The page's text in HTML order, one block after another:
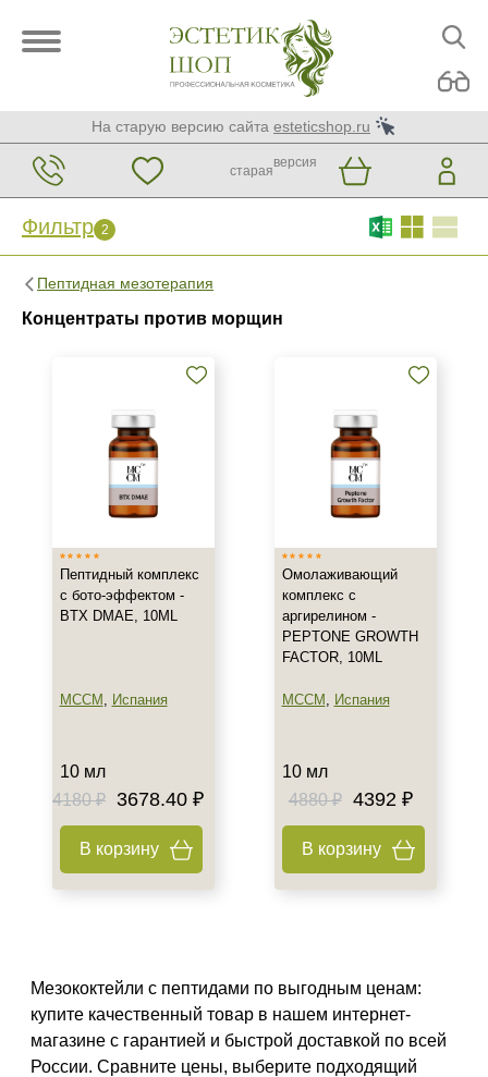
На старую версию сайта esteticshop.ru
старая
версия
Фильтр 2
Пептидная мезотерапия
Концентраты против морщин
Фильтр 2 Сброс
Тип товара
Концентрат
Показать еще
Зрелая
Показать еще
После 30
После 35
Показать еще
Пептидный комплекс
с бото-эффектом -
BTX DMAE, 10ML
MCCM , Испания
10 мл
4180 ₽
3678.40 ₽
В корзину
Омолаживающий
комплекс с
аргирелином -
PEPTONE GROWTH
FACTOR, 10ML
MCCM , Испания
10 мл
4880 ₽
4392 ₽
В корзину
Мезококтейли с пептидами по выгодным ценам:
купите качественный товар в нашем интернет-
магазине с гарантией и быстрой доставкой по всей
России. Сравните цены, выберите подходящий